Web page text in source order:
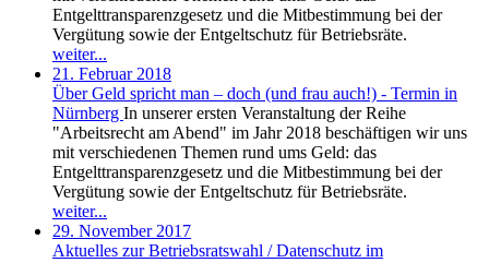
Entgelttransparenzgesetz und die Mitbestimmung bei der
Vergütung sowie der Entgeltschutz für Betriebsräte.
weiter...
21. Februar 2018
Über Geld spricht man – doch (und frau auch!) - Termin in
Nürnberg In unserer ersten Veranstaltung der Reihe
"Arbeitsrecht am Abend" im Jahr 2018 beschäftigen wir uns
mit verschiedenen Themen rund ums Geld: das
Entgelttransparenzgesetz und die Mitbestimmung bei der
Vergütung sowie der Entgeltschutz für Betriebsräte.
weiter...
29. November 2017
Aktuelles zur Betriebsratswahl / Datenschutz im